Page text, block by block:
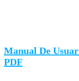
Manual De
PDF